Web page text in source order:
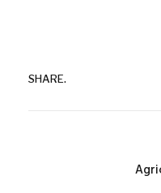
SHARE.